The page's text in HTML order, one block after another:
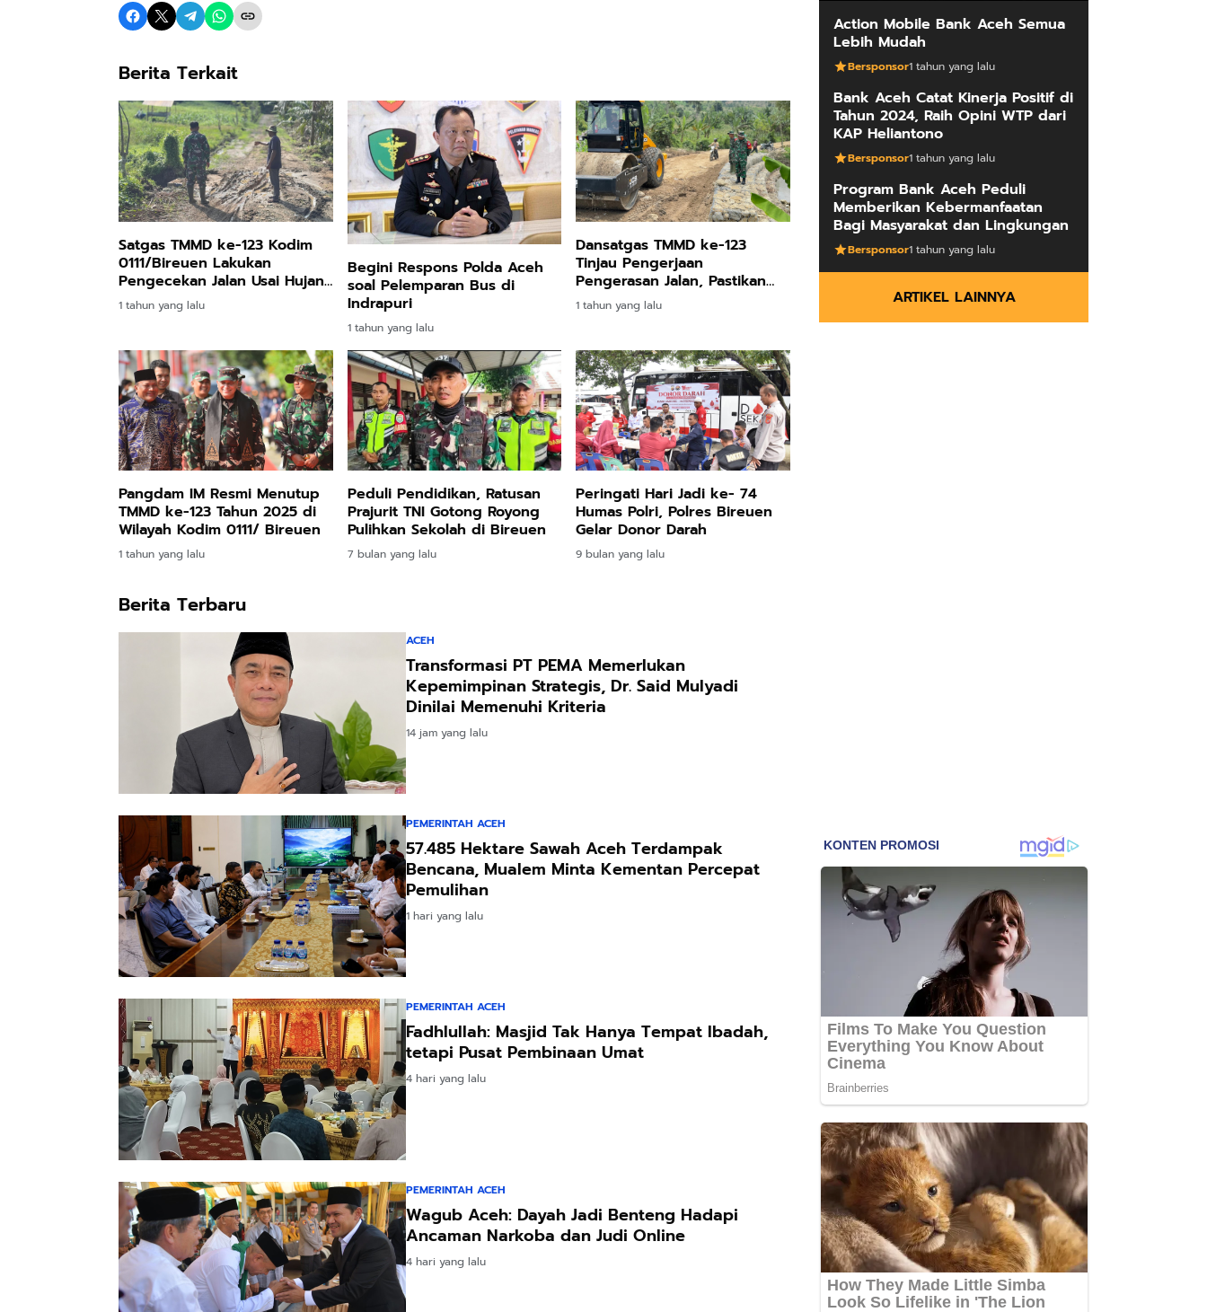
Berita Terkait
Satgas TMMD ke-123 Kodim
0111/Bireuen Lakukan
Pengecekan Jalan Usai Hujan
Deras
1 tahun yang lalu
Begini Respons Polda Aceh
soal Pelemparan Bus di
Indrapuri
1 tahun yang lalu
Dansatgas TMMD ke-123
Tinjau Pengerjaan
Pengerasan Jalan, Pastikan
Progres Berjalan Lancar
1 tahun yang lalu
Pangdam IM Resmi Menutup
TMMD ke-123 Tahun 2025 di
Wilayah Kodim 0111/ Bireuen
1 tahun yang lalu
Peduli Pendidikan, Ratusan
Prajurit TNI Gotong Royong
Pulihkan Sekolah di Bireuen
7 bulan yang lalu
Peringati Hari Jadi ke- 74
Humas Polri, Polres Bireuen
Gelar Donor Darah
9 bulan yang lalu
Berita Terbaru
ACEH
Transformasi PT PEMA Memerlukan
Kepemimpinan Strategis, Dr. Said Mulyadi
Dinilai Memenuhi Kriteria
14 jam yang lalu
PEMERINTAH ACEH
57.485 Hektare Sawah Aceh Terdampak
Bencana, Mualem Minta Kementan Percepat
Pemulihan
1 hari yang lalu
PEMERINTAH ACEH
Fadhlullah: Masjid Tak Hanya Tempat Ibadah,
tetapi Pusat Pembinaan Umat
4 hari yang lalu
PEMERINTAH ACEH
Wagub Aceh: Dayah Jadi Benteng Hadapi
Ancaman Narkoba dan Judi Online
4 hari yang lalu
Action Mobile Bank Aceh Semua
Lebih Mudah
Bersponsor1 tahun yang lalu
Bank Aceh Catat Kinerja Positif di
Tahun 2024, Raih Opini WTP dari
KAP Heliantono
Bersponsor1 tahun yang lalu
Program Bank Aceh Peduli
Memberikan Kebermanfaatan
Bagi Masyarakat dan Lingkungan
Bersponsor1 tahun yang lalu
ARTIKEL LAINNYA